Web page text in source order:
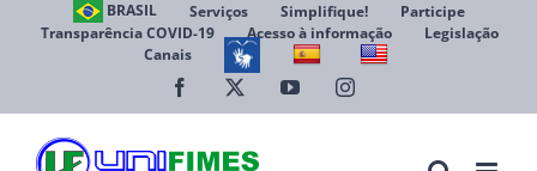
BRASIL Serviços Simplifique!
Participe
Transparência COVID-19
Acesso à informação
Legislação
Canais
Facebook YouTubeInstagram